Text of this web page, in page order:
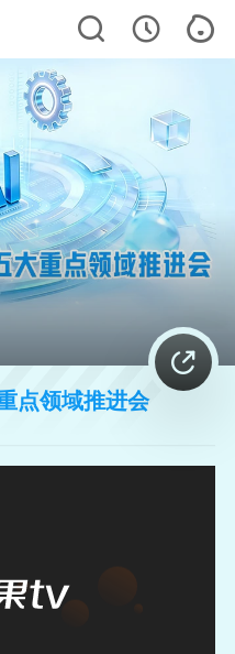
点领域推进会